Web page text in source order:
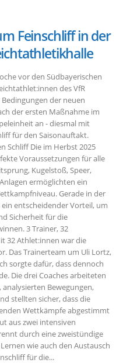
Feinschliff in der
vor den Südbayerischen
des VfR
der neuen
der ersten Maßnahme im
an - diesmal mit
für den Saisonauftakt.
Schliff Die im Herbst 2025
Voraussetzungen für alle
Kugelstoß, Speer,
ermöglichten ein
Gerade in der
entscheidender Vorteil, um
Sicherheit für die
3 Trainer, 32
32 Athlet:innen war die
Das Trainerteam um Uli Lortz,
sorgte dafür, dass dennoch
Die drei Coaches arbeiteten
Bewegungen,
stellten sicher, dass die
Wettkämpfe abgestimmt
aus zwei intensiven
durch eine zweistündige
wie auch den Austausch
für die...